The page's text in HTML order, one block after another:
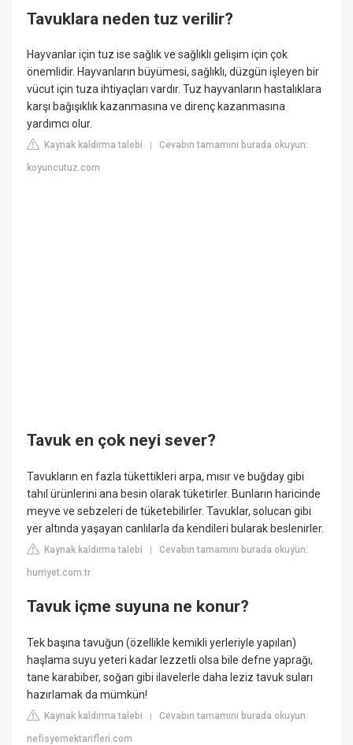
Tavuklara neden tuz verilir?
Hayvanlar için tuz ise sağlık ve sağlıklı gelişim için çok
önemlidir. Hayvanların büyümesi, sağlıklı, düzgün işleyen bir
vücut için tuza ihtiyaçları vardır. Tuz hayvanların hastalıklara
karşı bağışıklık kazanmasına ve direnç kazanmasına
yardımcı olur.
Kaynak kaldırma talebi |Cevabın tamamını burada okuyun:
koyuncutuz.com
Tavuk en çok neyi sever?
Tavukların en fazla tükettikleri arpa, mısır ve buğday gibi
tahıl ürünlerini ana besin olarak tüketirler. Bunların haricinde
meyve ve sebzeleri de tüketebilirler. Tavuklar, solucan gibi
yer altında yaşayan canlılarla da kendileri bularak beslenirler.
Kaynak kaldırma talebi |Cevabın tamamını burada okuyun:
hurriyet.com.tr
Tavuk içme suyuna ne konur?
Tek başına tavuğun (özellikle kemikli yerleriyle yapılan)
haşlama suyu yeteri kadar lezzetli olsa bile defne yaprağı,
tane karabiber, soğan gibi ilavelerle daha leziz tavuk suları
hazırlamak da mümkün!
Kaynak kaldırma talebi |Cevabın tamamını burada okuyun:
nefisyemektarifleri.com